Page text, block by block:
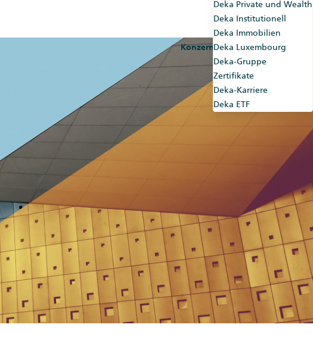
Konzernseiten
Deka Private und Wealth
Deka Institutionell
Deka Immobilien
Deka Luxembourg
Deka-Gruppe
Zertifikate
Deka-Karriere
Deka ETF
Market-Maker